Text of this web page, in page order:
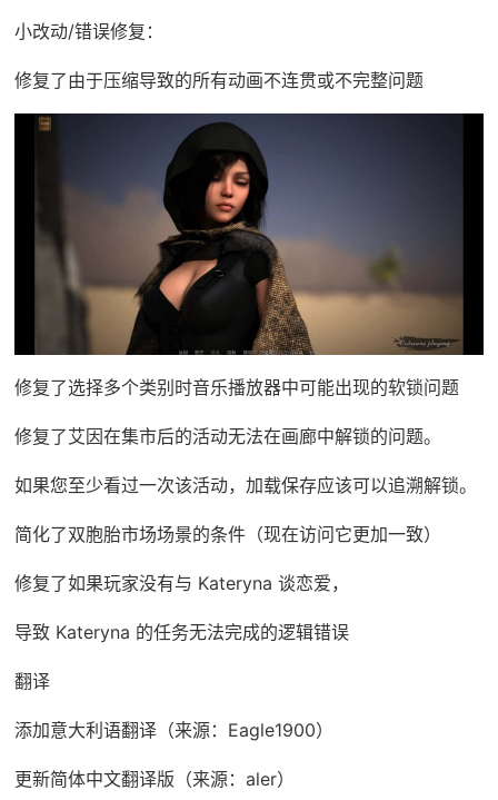
小改动/错误修复：
修复了由于压缩导致的所有动画不连贯或不完整问题
修复了选择多个类别时音乐播放器中可能出现的软锁问题
修复了艾因在集市后的活动无法在画廊中解锁的问题。
如果您至少看过一次该活动，加载保存应该可以追溯解锁。
简化了双胞胎市场场景的条件（现在访问它更加一致）
修复了如果玩家没有与 Kateryna 谈恋爱，
导致 Kateryna 的任务无法完成的逻辑错误
翻译
添加意大利语翻译（来源：Eagle1900）
更新简体中文翻译版（来源：aler）